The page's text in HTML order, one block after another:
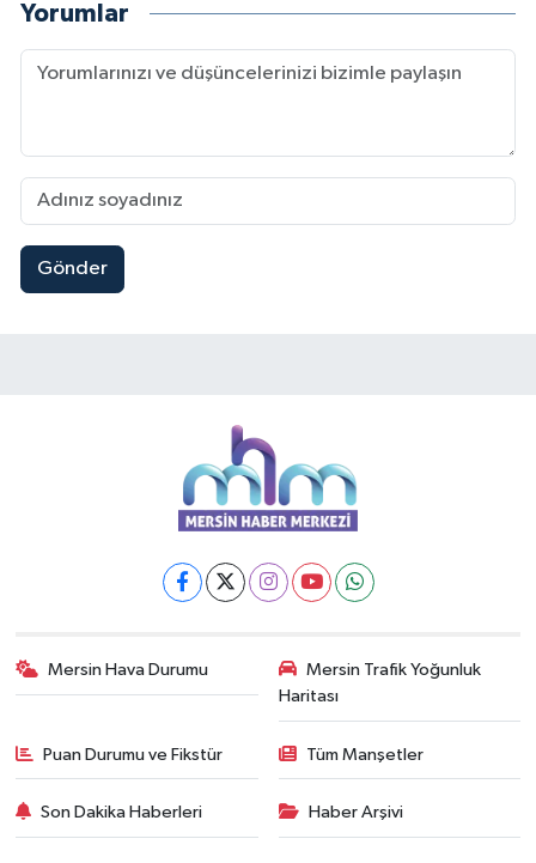
Yorumlar
Gönder
Mersin Hava Durumu
Mersin Trafik Yoğunluk
Haritası
Puan Durumu ve Fikstür Tüm Manşetler
Son Dakika Haberleri Haber Arşivi